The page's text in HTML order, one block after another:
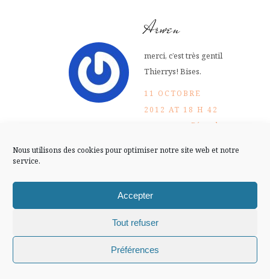
Nous utilisons des cookies pour optimiser notre site web et notre
service.
Accepter
Tout refuser
Préférences
Arwen
merci, c’est très gentil
Thierrys! Bises.
11 OCTOBRE
2012 AT 18 H 42
Répondre
Arlette
elles sont sublimes surtout
la dernière…
j’ai tout clqué encore mais il
me semble que ça n’avance
pas vite!!
Suivre sur Instagram
Confidentialité